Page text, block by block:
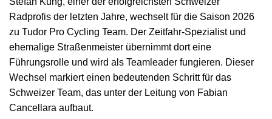
Radprofis der letzten Jahre, wechselt für die Saison 2026
zu Tudor Pro Cycling Team. Der Zeitfahr-Spezialist und
ehemalige Straßenmeister übernimmt dort eine
Führungsrolle und wird als Teamleader fungieren. Dieser
Wechsel markiert einen bedeutenden Schritt für das
Schweizer Team, das unter der Leitung von Fabian
Cancellara aufbaut.